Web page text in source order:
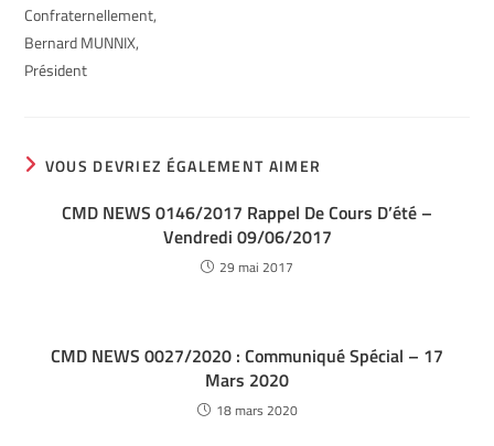
Confraternellement,
Bernard MUNNIX,
Président
VOUS DEVRIEZ ÉGALEMENT AIMER
CMD NEWS 0146/2017 Rappel De Cours D’été –
Vendredi 09/06/2017
29 mai 2017
CMD NEWS 0027/2020 : Communiqué Spécial – 17
Mars 2020
18 mars 2020